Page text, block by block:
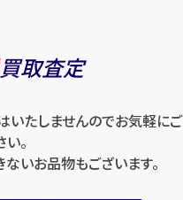
取査定
たしませんのでお気軽にご
。
いお品物もございます。